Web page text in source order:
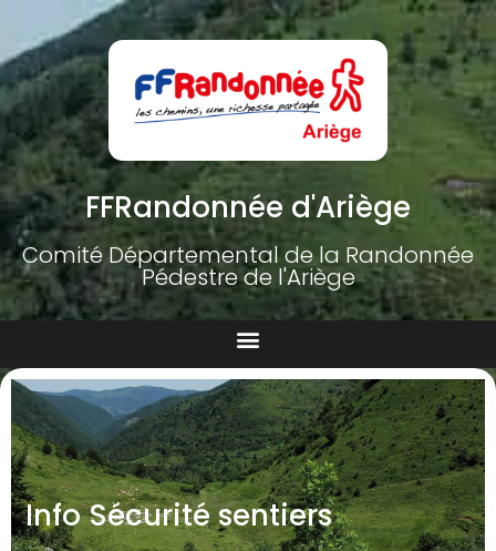
FFRandonnée d'Ariège
Comité Départemental de la Randonnée
Pédestre de l'Ariège
Info Sécurité sentiers